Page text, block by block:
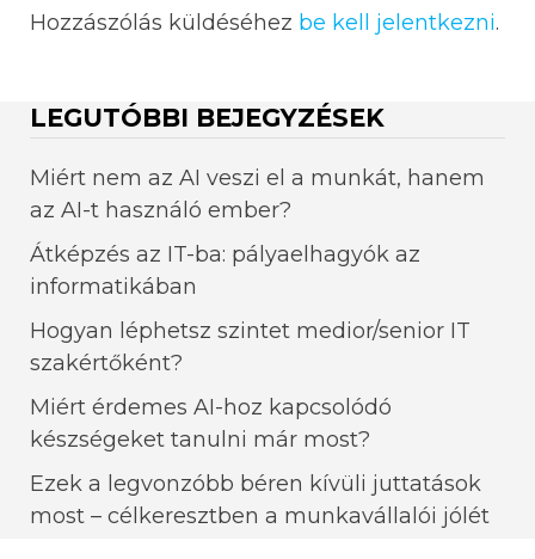
Hozzászólás küldéséhez be kell jelentkezni.
LEGUTÓBBI BEJEGYZÉSEK
Miért nem az AI veszi el a munkát, hanem
az AI-t használó ember?
Átképzés az IT-ba: pályaelhagyók az
informatikában
Hogyan léphetsz szintet medior/senior IT
szakértőként?
Miért érdemes AI-hoz kapcsolódó
készségeket tanulni már most?
Ezek a legvonzóbb béren kívüli juttatások
most – célkeresztben a munkavállalói jólét